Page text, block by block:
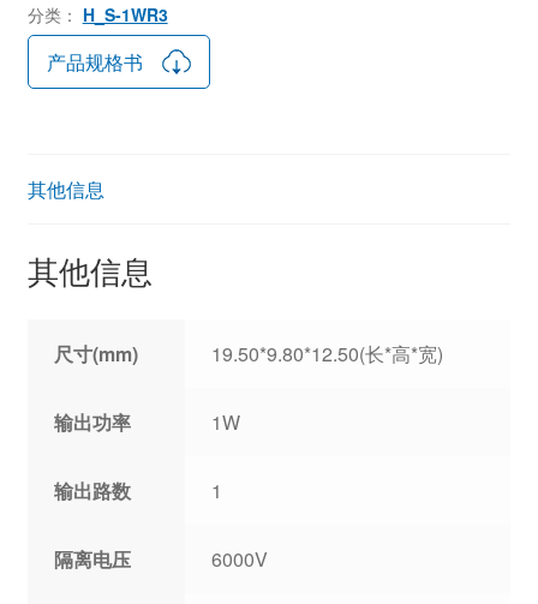
分类： H_S-1WR3
产品规格书
其他信息
其他信息
尺寸(mm) 19.50*9.80*12.50(长*高*宽)
输出功率 1W
输出路数 1
隔离电压 6000V